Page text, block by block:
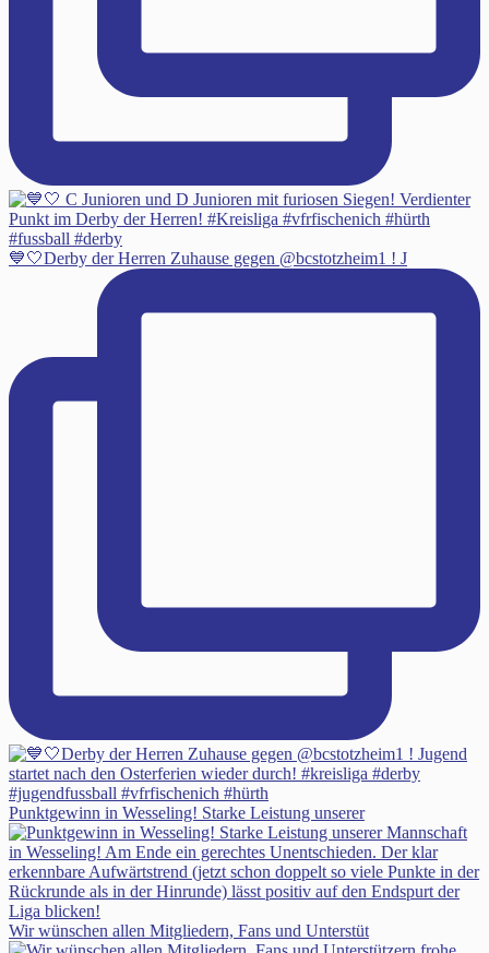
💙🤍Derby der Herren Zuhause gegen @bcstotzheim1 ! J
Punktgewinn in Wesseling! Starke Leistung unserer
Wir wünschen allen Mitgliedern, Fans und Unterstüt